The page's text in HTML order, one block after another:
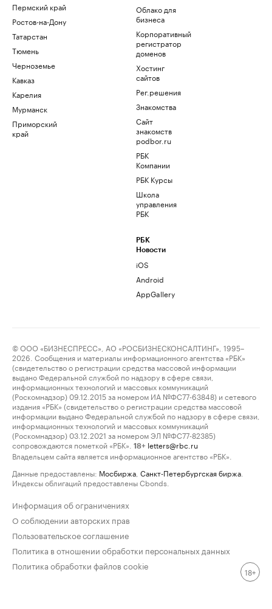
Пермский край
Ростов-на-Дону
Татарстан
Тюмень
Черноземье
Кавказ
Карелия
Мурманск
Приморский
край
Облако для
бизнеса
Корпоративный
регистратор
доменов
Хостинг
сайтов
Рег.решения
Знакомства
Сайт
знакомств
podbor.ru
РБК
Компании
РБК Курсы
Школа
управления
РБК
РБК
Новости
iOS
Android
AppGallery
© ООО «БИЗНЕСПРЕСС», АО «РОСБИЗНЕСКОНСАЛТИНГ», 1995–
2026. Сообщения и материалы информационного агентства «РБК»
(свидетельство о регистрации средства массовой информации
выдано Федеральной службой по надзору в сфере связи,
информационных технологий и массовых коммуникаций
(Роскомнадзор) 09.12.2015 за номером ИА №ФС77-63848) и сетевого
издания «РБК» (свидетельство о регистрации средства массовой
информации выдано Федеральной службой по надзору в сфере связи,
информационных технологий и массовых коммуникаций
(Роскомнадзор) 03.12.2021 за номером ЭЛ №ФС77-82385)
сопровождаются пометкой «РБК».
18+ letters@rbc.ru
Владельцем сайта является информационное агентство «РБК».
Данные предоставлены: Мосбиржа Санкт-Петербургская биржа
Индексы облигаций предоставлены Cbonds.
Информация об ограничениях
О соблюдении авторских прав
Пользовательское соглашение
Политика в отношении обработки персональных данных
Политика обработки файлов cookie
18+